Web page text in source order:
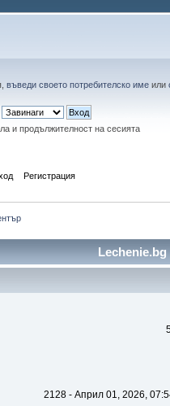
въведи своето потребителско име или
и продължителност на сесията
Регистрация
Lechenie.bg
2128 - Април 01, 2026,